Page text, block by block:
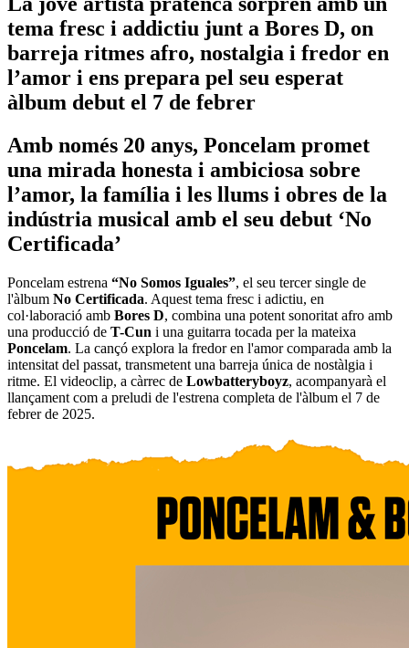
tema fresc i addictiu junt a Bores D, on
barreja ritmes afro, nostalgia i fredor en
l’amor i ens prepara pel seu esperat
àlbum debut el 7 de febrer
Amb només 20 anys, Poncelam promet
una mirada honesta i ambiciosa sobre
l’amor, la família i les llums i obres de la
indústria musical amb el seu debut ‘No
Certificada’
Poncelam estrena “No Somos Iguales”, el seu tercer single de
l'àlbum No Certificada. Aquest tema fresc i adictiu, en
col·laboració amb Bores D, combina una potent sonoritat afro amb
una producció de T-Cun i una guitarra tocada per la mateixa
Poncelam. La cançó explora la fredor en l'amor comparada amb la
intensitat del passat, transmetent una barreja única de nostàlgia i
ritme. El videoclip, a càrrec de Lowbatteryboyz, acompanyarà el
llançament com a preludi de l'estrena completa de l'àlbum el 7 de
febrer de 2025.